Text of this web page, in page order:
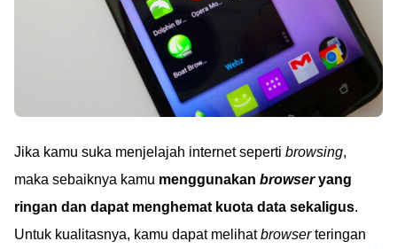
Jika kamu suka menjelajah internet seperti browsing,
maka sebaiknya kamu menggunakan browseryang
ringan dan dapat menghemat kuota data sekaligus.
Untuk kualitasnya, kamu dapat melihatbrowserteringan